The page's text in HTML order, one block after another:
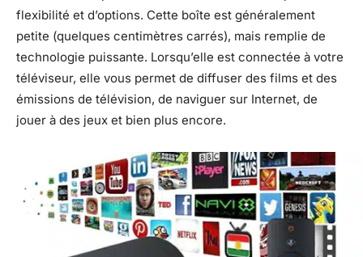
flexibilité et d’options. Cette boîte est généralement
petite (quelques centimètres carrés), mais remplie de
technologie puissante. Lorsqu’elle est connectée à votre
téléviseur, elle vous permet de diffuser des films et des
émissions de télévision, de naviguer sur Internet, de
jouer à des jeux et bien plus encore.